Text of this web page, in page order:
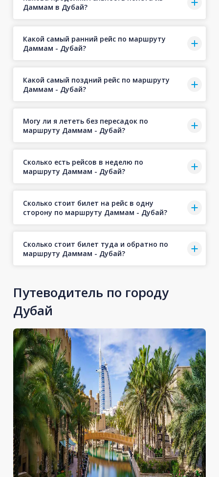
Даммам в Дубай?
Какой самый ранний рейс по маршруту
Даммам - Дубай?
Какой самый поздний рейс по маршруту
Даммам - Дубай?
Могу ли я лететь без пересадок по
маршруту Даммам - Дубай?
Сколько есть рейсов в неделю по
маршруту Даммам - Дубай?
Сколько стоит билет на рейс в одну
сторону по маршруту Даммам - Дубай?
Сколько стоит билет туда и обратно по
маршруту Даммам - Дубай?
Путеводитель по городу
Дубай